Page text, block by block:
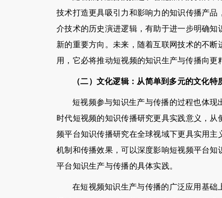
技术打造更具吸引力和影响力的知识传播产
介技术的历史演进逻辑，有助于进一步明确
新的重要方向。未来，随着互联网技术的不
用，它必将推动短视频的知识生产与传播向
（二）文化逻辑：从简单到多元的文化特
短视频参与知识生产与传播的过程也体
时代短视频的知识传播研究更具实践意义，
频平台知识传播研究在全球视域下更具实用
机制和传播效果，可以深度影响短视频平台
平台知识生产与传播的具体实践。
在短视频知识生产与传播的广泛应用基